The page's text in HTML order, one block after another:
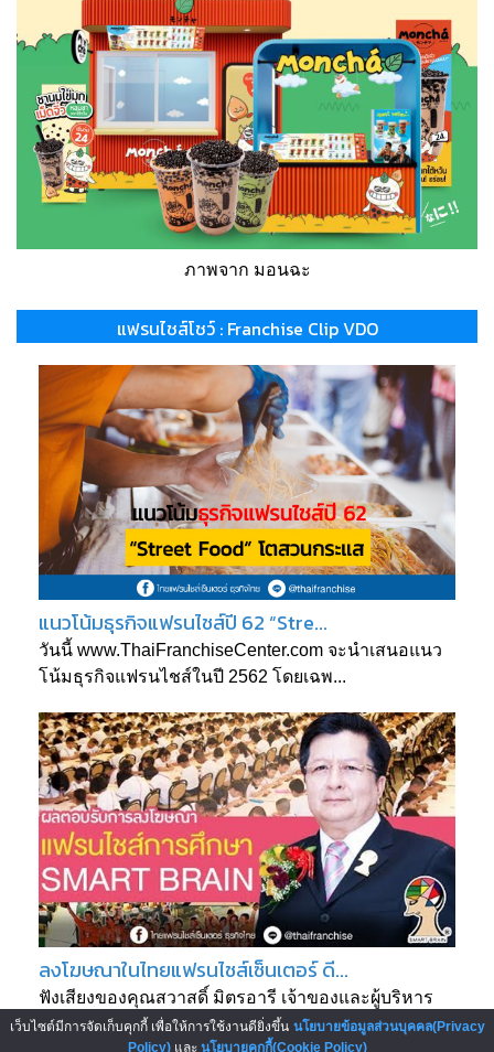
ภาพจาก มอนฉะ
แฟรนไชส์โชว์ : Franchise Clip VDO
แนวโน้มธุรกิจแฟรนไชส์ปี 62 “Stre...
วันนี้ www.ThaiFranchiseCenter.com จะนำเสนอแนว
โน้มธุรกิจแฟรนไชส์ในปี 2562 โดยเฉพ...
ลงโฆษณาในไทยแฟรนไชส์เซ็นเตอร์ ดี...
ฟังเสียงของคุณสวาสดิ์ มิตรอารี เจ้าของและผู้บริหาร
แฟรนไชส์ สมาร์ท เบรน จินตคณิต...
เว็บไซต์มีการจัดเก็บคุกกี้ เพื่อให้การใช้งานดียิ่งขึ้น นโยบายข้อมูลส่วนบุคคล(Privacy
Policy)และ นโยบายคุกกี้(Cookie Policy)